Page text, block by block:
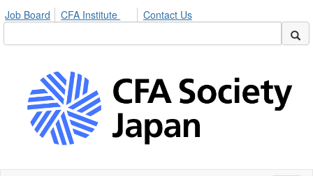
Job Board CFA Institute Contact Us